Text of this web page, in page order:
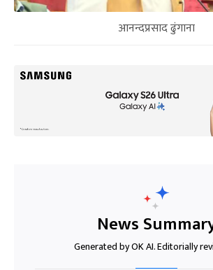
आनन्दप्रसाद ढुंगाना
News
Generated by OK AI. Editorially